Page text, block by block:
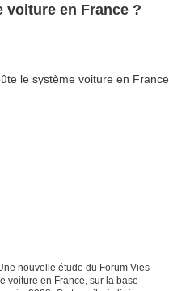
voiture en France ?
nouvelle étude du Forum Vies
voiture en France, sur la base